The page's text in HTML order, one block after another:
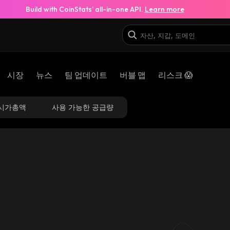
Build with CoinStats’ all-in-one API. Learn more
시장 뉴스 팀 업데이트 버블 맵 리스크 😱
가총액 사용 가능한 공급량